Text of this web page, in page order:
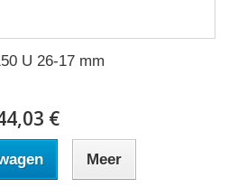
U 26-17 mm
€
Meer